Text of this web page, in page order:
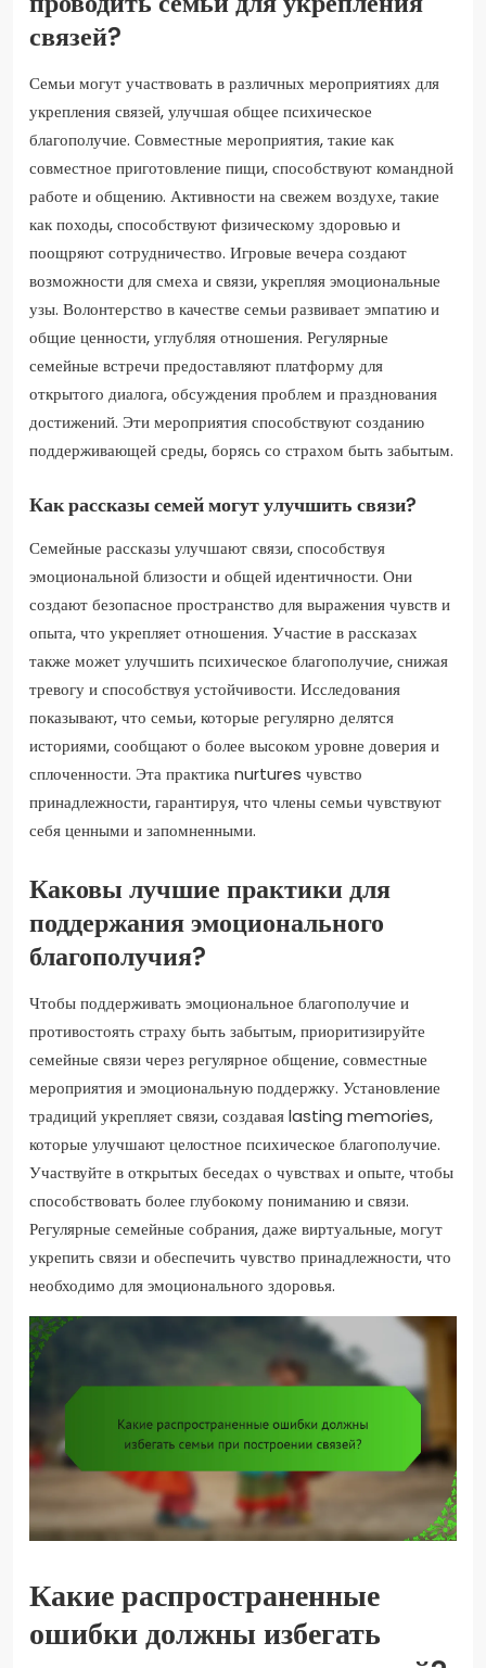
связей?
Семьи могут участвовать в различных мероприятиях для
укрепления связей, улучшая общее психическое
благополучие. Совместные мероприятия, такие как
совместное приготовление пищи, способствуют командной
работе и общению. Активности на свежем воздухе, такие
как походы, способствуют физическому здоровью и
поощряют сотрудничество. Игровые вечера создают
возможности для смеха и связи, укрепляя эмоциональные
узы. Волонтерство в качестве семьи развивает эмпатию и
общие ценности, углубляя отношения. Регулярные
семейные встречи предоставляют платформу для
открытого диалога, обсуждения проблем и празднования
достижений. Эти мероприятия способствуют созданию
поддерживающей среды, борясь со страхом быть забытым.
Как рассказы семей могут улучшить связи?
Семейные рассказы улучшают связи, способствуя
эмоциональной близости и общей идентичности. Они
создают безопасное пространство для выражения чувств и
опыта, что укрепляет отношения. Участие в рассказах
также может улучшить психическое благополучие, снижая
тревогу и способствуя устойчивости. Исследования
показывают, что семьи, которые регулярно делятся
историями, сообщают о более высоком уровне доверия и
сплоченности. Эта практика nurtures чувство
принадлежности, гарантируя, что члены семьи чувствуют
себя ценными и запомненными.
Каковы лучшие практики для
поддержания эмоционального
благополучия?
Чтобы поддерживать эмоциональное благополучие и
противостоять страху быть забытым, приоритизируйте
семейные связи через регулярное общение, совместные
мероприятия и эмоциональную поддержку. Установление
традиций укрепляет связи, создавая lasting memories,
которые улучшают целостное психическое благополучие.
Участвуйте в открытых беседах о чувствах и опыте, чтобы
способствовать более глубокому пониманию и связи.
Регулярные семейные собрания, даже виртуальные, могут
укрепить связи и обеспечить чувство принадлежности, что
необходимо для эмоционального здоровья.
Какие распространенные
ошибки должны избегать